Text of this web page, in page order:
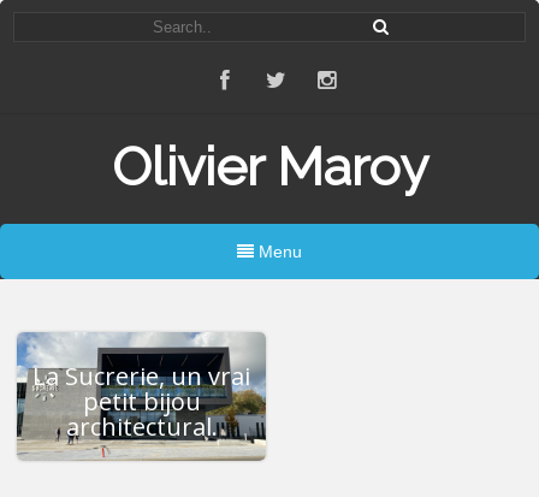
Olivier Maroy
Menu
La Sucrerie, un vrai
petit bijou
architectural.